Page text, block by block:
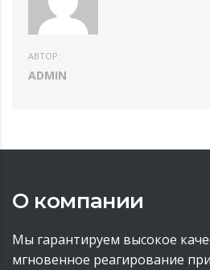
АВТОР:
ADMIN
О компании
Мы гарантируем высокое
мгновенное реагирование